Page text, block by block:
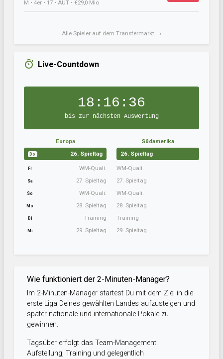
M • 4er • 17 • AUT • €29,0 Mio
Alle Spieler auf dem Transfermarkt →
Live-Countdown
18:16:36
bis zur nächsten Auswertung
Europa
Do 26. Spieltag
Fr WM-Quali.
Sa 27. Spieltag
So WM-Quali.
Mo 28. Spieltag
Di Training
Mi 29. Spieltag
Südamerika
26. Spieltag
WM-Quali.
27. Spieltag
WM-Quali.
28. Spieltag
Training
29. Spieltag
Wie funktioniert der 2-Minuten-Manager?
Im 2-Minuten-Manager startest Du mit dem Ziel in die
erste Liga Deines gewählten Landes aufzusteigen und
später nationale und internationale Pokale zu
gewinnen.
Tagsüber erfolgt das Team-Management:
Aufstellung, Training und gelegentlich